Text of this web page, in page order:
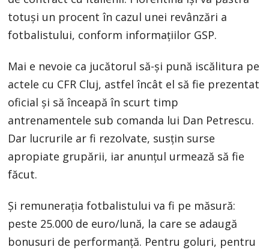
totuși un procent în cazul unei revânzări a
fotbalistului, conform informațiilor GSP.
Mai e nevoie ca jucătorul să-și pună iscălitura pe
actele cu CFR Cluj, astfel încât el să fie prezentat
oficial și să înceapă în scurt timp
antrenamentele sub comanda lui Dan Petrescu.
Dar lucrurile ar fi rezolvate, susțin surse
apropiate grupării, iar anunțul urmează să fie
făcut.
Și remunerația fotbalistului va fi pe măsură:
peste 25.000 de euro/lună, la care se adaugă
bonusuri de performanță. Pentru goluri, pentru